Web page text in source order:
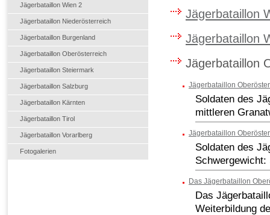
Jägerbataillon Wien 2
Jägerbataillon Niederösterreich
Jägerbataillon Burgenland
Jägerbataillon Oberösterreich
Jägerbataillon Steiermark
Jägerbataillon Salzburg
Jägerbataillon Kärnten
Jägerbataillon Tirol
Jägerbataillon Vorarlberg
Fotogalerien
Jägerbataillon
Jägerbataillon
Jägerbataillon
Jägerbataillon
Soldaten des
mittleren
Jägerbataillon
Soldaten des
Das Jägerbataillon
Das
Weiterbildung